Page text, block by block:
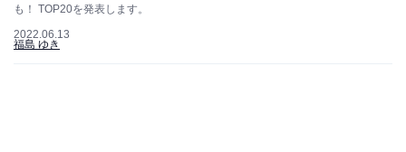
も！ TOP20を発表します。
2022.06.13
福島 ゆき